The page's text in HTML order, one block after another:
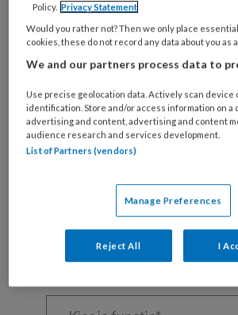
Wil je dit artikel
Maak gratis een account aan
Al een account of
mailadres?
Kies
wachtwoord* *
Kies
Policy. Privacy Statement
Would you rather not? Then we only place
cookies, these do not record any data about you as
We and our partners process data to
Use precise geolocation data. Actively scan
identification. Store and/or access information on a
advertising and content, advertising and content
audience research and services development.
List of Partners (vendors)
Manage Preferences
Reject All I